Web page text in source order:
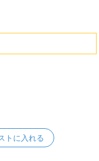
トに入れる